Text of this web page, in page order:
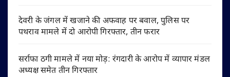
देवरी के जंगल में खजाने की अफवाह पर बवाल, पुलिस पर
पथराव मामले में दो आरोपी गिरफ्तार, तीन फरार
सर्राफा ठगी मामले में नया मोड़: रंगदारी के आरोप में व्यापार मंडल
अध्यक्ष समेत तीन गिरफ्तार